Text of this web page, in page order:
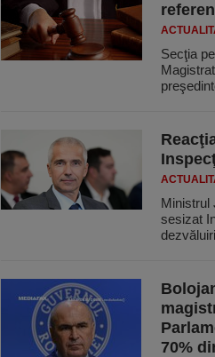
Secţia
Ministrul
sesizat
70%